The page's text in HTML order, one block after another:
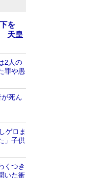
を
天皇
2人の
罪や愚
死ん
ゲロま
」子供
くつき
いた衝